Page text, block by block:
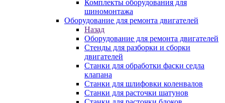
Комплекты оборудования для
шиномонтажа
Оборудование для ремонта двигателей
Назад
Оборудование для ремонта двигателей
Стенды для разборки и сборки
двигателей
Станки для обработки фаски седла
клапана
Станки для шлифовки коленвалов
Станки для расточки шатунов